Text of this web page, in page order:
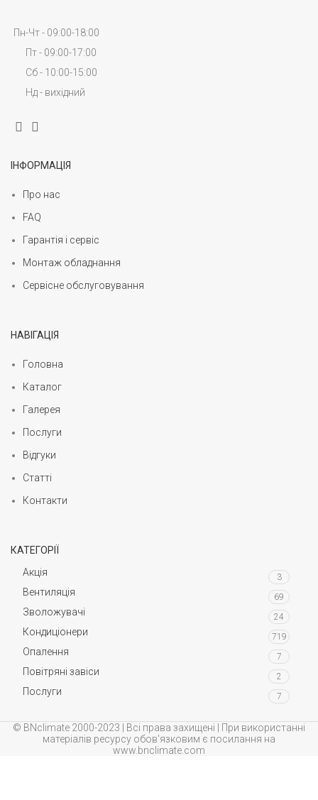
Пн-Чт - 09:00-18:00
Пт - 09:00-17:00
Сб - 10:00-15:00
Нд - вихідний
ІНФОРМАЦІЯ
Про нас
FAQ
Гарантія і сервіс
Монтаж обладнання
Сервісне обслуговування
НАВІГАЦІЯ
Головна
Каталог
Галерея
Послуги
Відгуки
Статті
Контакти
КАТЕГОРІЇ
Акція
3
Вентиляція 69
Зволожувачі 24
Кондиціонери 719
Опалення 7
Повітряні завіси 2
Послуги 7
© BNclimate 2000-2023 | Всі права захищені | При використанні
матеріалів ресурсу обов'язковим є посилання на
www.bnclimate.com